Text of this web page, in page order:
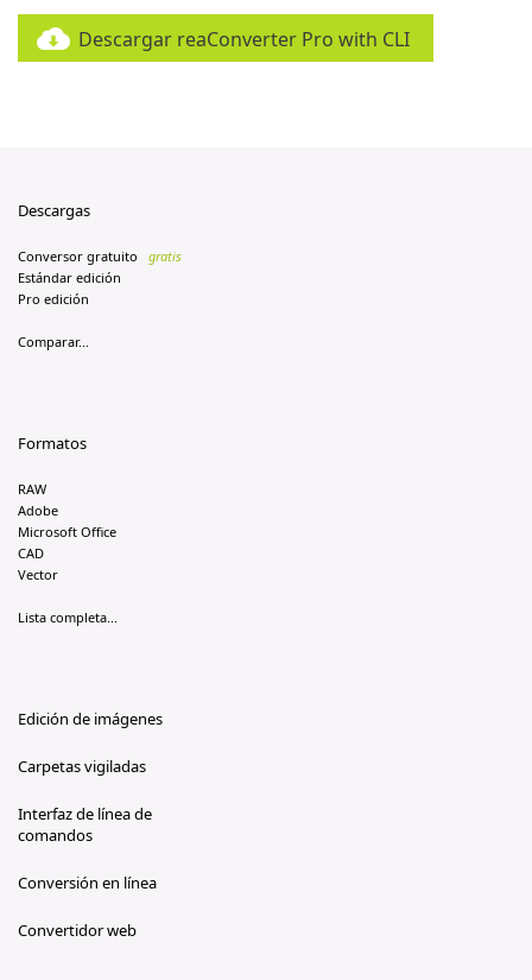
Descargar reaConverter Pro with CLI
Descargas
Conversor gratuito
gratis
Estándar edición
Pro edición
Comparar...
Formatos
RAW
Adobe
Microsoft Office
CAD
Vector
Lista completa...
Edición de imágenes
Carpetas vigiladas
Interfaz de línea de
comandos
Conversión en línea
Convertidor web